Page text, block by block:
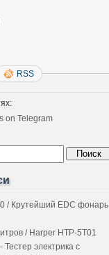
RSS
/ Крутейший EDC фонарь
/ Harper HTP-5T01
электрика с